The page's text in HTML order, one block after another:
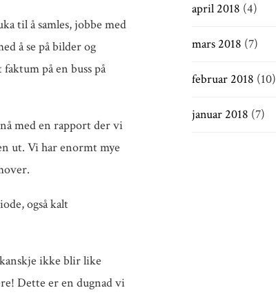
til å samles, jobbe med
å se på bilder og
på en buss på
med en rapport der vi
ut. Vi har enormt mye
også kalt
ikke blir like
Dette er en dugnad vi
april 2018 (4)
mars 2018 (7)
februar 2018 (10)
januar 2018 (7)